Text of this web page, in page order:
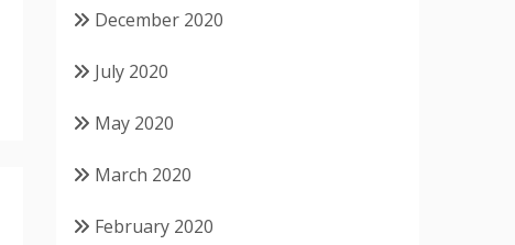
December 2020
July 2020
May 2020
March 2020
February 2020